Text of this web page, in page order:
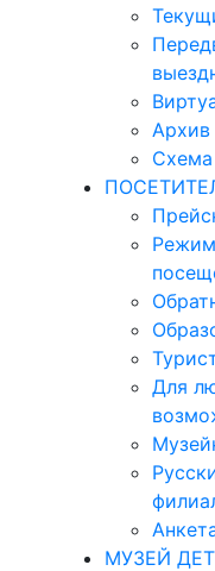
Архив
Схема
Для
МУЗЕЙ